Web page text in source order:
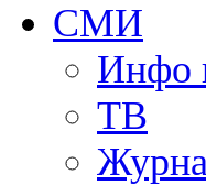
СМИ
Инфо
ТВ